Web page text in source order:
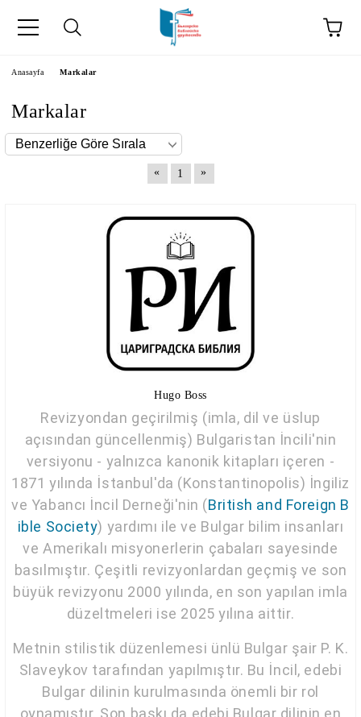
Anasayfa Markalar
Markalar
« 1 »
Hugo Boss
Revizyondan geçirilmiş (imla, dil ve üslup
açısından güncellenmiş) Bulgaristan İncili'nin
versiyonu - yalnızca kanonik kitapları içeren -
1871 yılında İstanbul'da (Konstantinopolis) İngiliz
ve Yabancı İncil Derneği'nin (British and Foreign B
ible Society) yardımı ile ve Bulgar bilim insanları
ve Amerikalı misyonerlerin çabaları sayesinde
basılmıştır. Çeşitli revizyonlardan geçmiş ve son
büyük revizyonu 2000 yılında, en son yapılan imla
düzeltmeleri ise 2025 yılına aittir.
Metnin stilistik düzenlemesi ünlü Bulgar şair P. K.
Slaveykov tarafından yapılmıştır. Bu İncil, edebi
Bulgar dilinin kurulmasında önemli bir rol